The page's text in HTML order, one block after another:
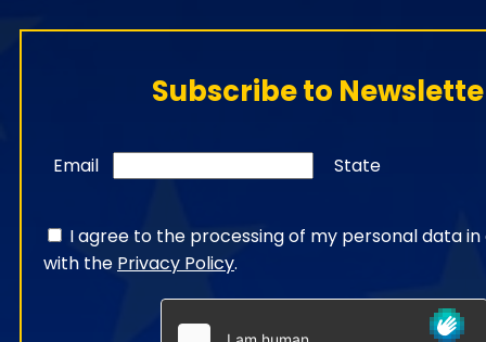
Subscribe to
Email State
I agree to the processing of my personal data
with the Privacy Policy.